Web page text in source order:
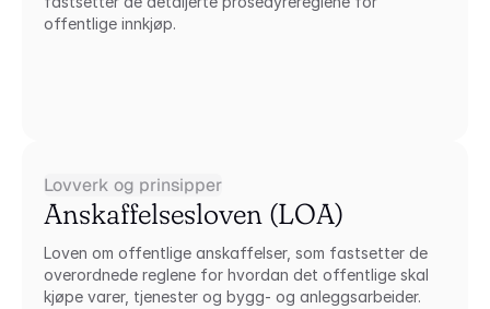
offentlige innkjøp.
Lovverk og prinsipper
Anskaffelsesloven (LOA)
Loven om offentlige anskaffelser, som fastsetter de
overordnede reglene for hvordan det offentlige skal
kjøpe varer, tjenester og bygg- og anleggsarbeider.